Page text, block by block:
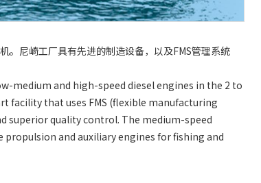
。尼崎工厂具有先进的制造设备，以及FMS管理系统
medium and high-speed diesel engines in the 2 to
facility that uses FMS (flexible manufacturing
superior quality control. The medium-speed
and auxiliary engines for fishing and